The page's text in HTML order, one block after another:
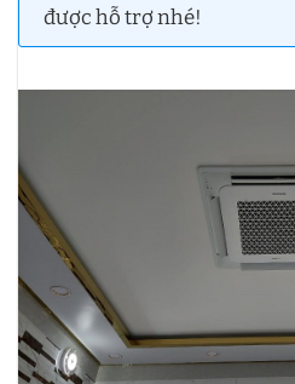
được hỗ trợ nhé!